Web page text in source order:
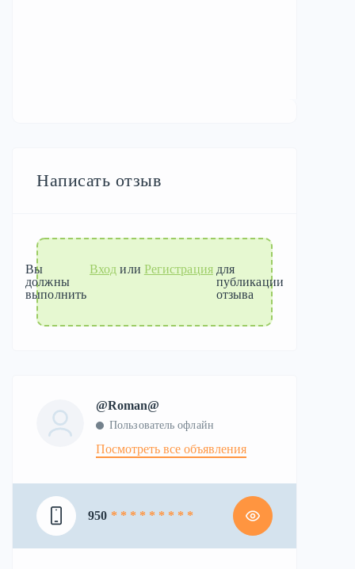
Написать отзыв
Вы
должны
выполнить
Вход или Регистрация для
публикации
отзыва
@Roman@
Пользователь офлайн
Посмотреть все объявления
950 * * * * * * * * *